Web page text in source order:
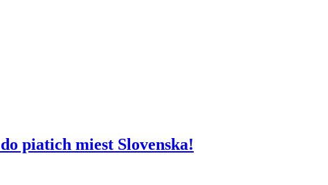
piatich miest Slovenska!